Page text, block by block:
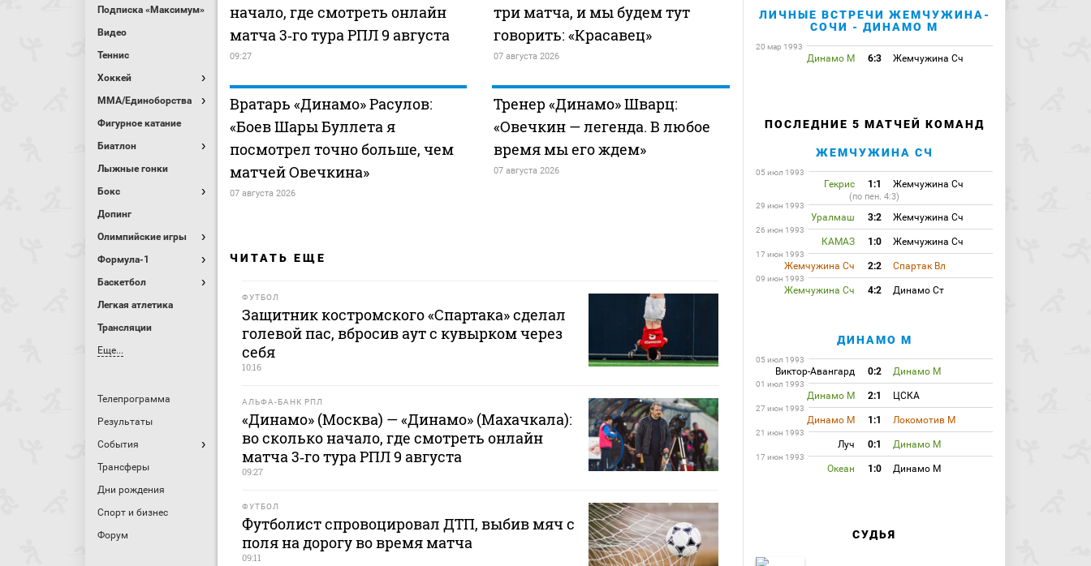
Подписка «Максимум»
Видео
Теннис
Хоккей
MMA/Единоборства
Фигурное катание
Биатлон
Лыжные гонки
Бокс
Допинг
Олимпийские игры
Формула-1
Баскетбол
Легкая атлетика
Трансляции
Еще...
Телепрограмма
Результаты
События
Трансферы
Дни рождения
Спорт и бизнес
Форум
начало, где смотреть онлайн
матча 3‑го тура РПЛ 9 августа
09:27
три матча, и мы будем тут
говорить: «Красавец»
07 августа 2026
Вратарь «Динамо» Расулов:
«Боев Шары Буллета я
посмотрел точно больше, чем
матчей Овечкина»
07 августа 2026
Тренер «Динамо» Шварц:
«Овечкин — легенда. В любое
время мы его ждем»
07 августа 2026
ЧИТАТЬ ЕЩЕ
ФУТБОЛ
Защитник костромского «Спартака» сделал
голевой пас, вбросив аут с кувырком через
себя
10:16
АЛЬФА-БАНК РПЛ
«Динамо» (Москва) — «Динамо» (Махачкала):
во сколько начало, где смотреть онлайн
матча 3‑го тура РПЛ 9 августа
09:27
ФУТБОЛ
Футболист спровоцировал ДТП, выбив мяч с
поля на дорогу во время матча
09:11
ЛИЧНЫЕ ВСТРЕЧИ ЖЕМЧУЖИНА-
СОЧИ - ДИНАМО М
20 мар 1993
Динамо М 6:3 Жемчужина Сч
ПОСЛЕДНИЕ 5 МАТЧЕЙ КОМАНД
ЖЕМЧУЖИНА СЧ
05 июл 1993
Гекрис 1:1 Жемчужина Сч
(по пен. 4:3)
29 июн 1993
Уралмаш 3:2 Жемчужина Сч
26 июн 1993
КАМАЗ 1:0 Жемчужина Сч
17 июн 1993
Жемчужина Сч 2:2 Спартак Вл
09 июн 1993
Жемчужина Сч 4:2 Динамо Ст
ДИНАМО М
05 июл 1993
Виктор-Авангард 0:2 Динамо М
01 июл 1993
Динамо М 2:1 ЦСКА
27 июн 1993
Динамо М 1:1 Локомотив М
21 июн 1993
Луч 0:1 Динамо М
17 июн 1993
Океан 1:0 Динамо М
СУДЬЯ